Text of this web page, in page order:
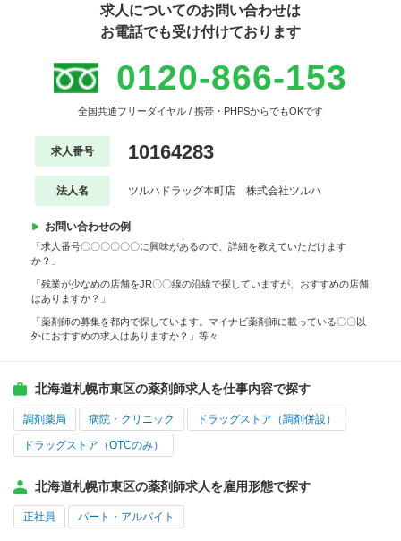
求人についてのお問い合わせは
お電話でも受け付けております
0120-866-153
全国共通フリーダイヤル / 携帯・PHPSからでもOKです
求人番号 10164283
法人名 ツルハドラッグ本町店 株式会社ツルハ
お問い合わせの例
「求人番号〇〇〇〇〇〇に興味があるので、詳細を教えていただけます
か？」
「残業が少なめの店舗をJR〇〇線の沿線で探していますが、おすすめの店舗
はありますか？」
「薬剤師の募集を都内で探しています。マイナビ薬剤師に載っている〇〇以
外におすすめの求人はありますか？」等々
北海道札幌市東区の薬剤師求人を仕事内容で探す
調剤薬局 病院・クリニック ドラッグストア（調剤併設）
ドラッグストア（OTCのみ）
北海道札幌市東区の薬剤師求人を雇用形態で探す
正社員 パート・アルバイト